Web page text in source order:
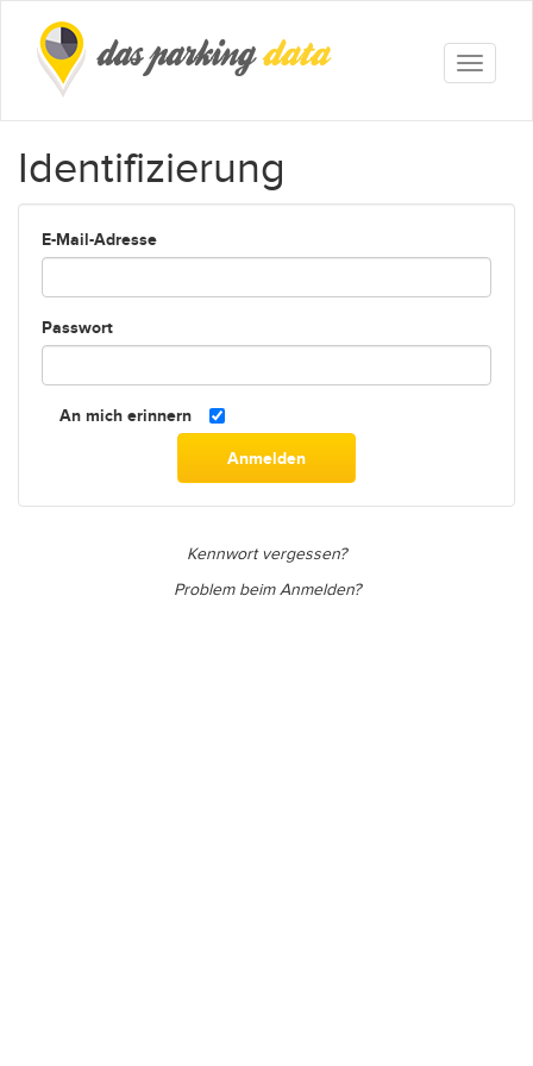
Identifizierung
E-Mail-Adresse
Passwort
An mich erinnern
Kennwort vergessen?
Problem beim Anmelden?